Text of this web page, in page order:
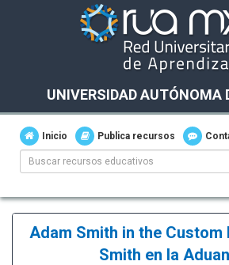
UNIVERSIDAD AUTÓNOMA
Inicio Publica recursos
Adam Smith in the Custom
Smith en la